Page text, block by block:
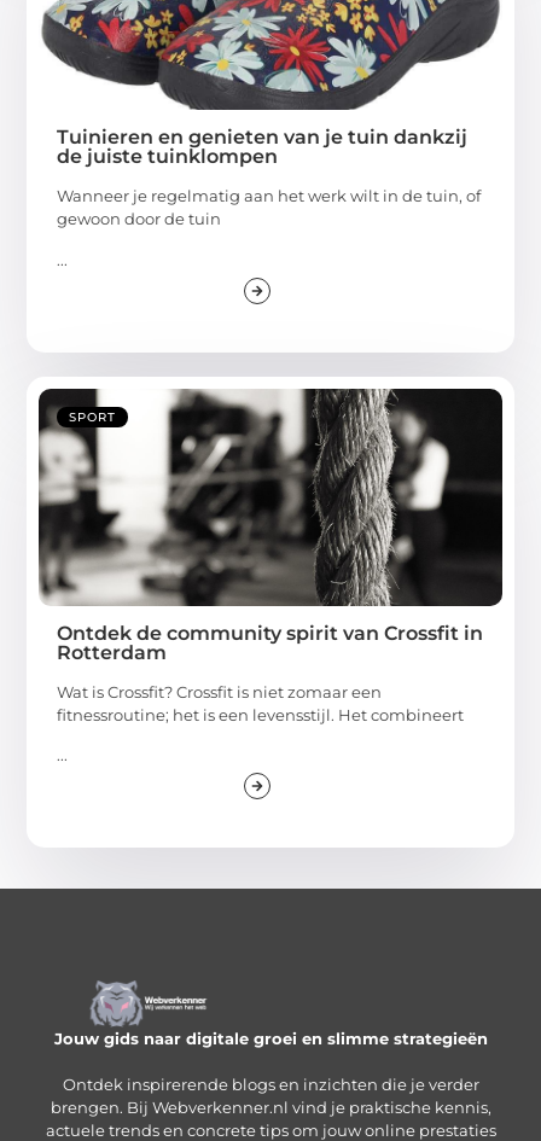
Tuinieren en genieten van je tuin dankzij
de juiste tuinklompen
Wanneer je regelmatig aan het werk wilt in de tuin, of
gewoon door de tuin
...
SPORT
Ontdek de community spirit van Crossfit in
Rotterdam
Wat is Crossfit? Crossfit is niet zomaar een
fitnessroutine; het is een levensstijl. Het combineert
...
Jouw gids naar digitale groei en slimme strategieën
Ontdek inspirerende blogs en inzichten die je verder
brengen. Bij Webverkenner.nl vind je praktische kennis,
actuele trends en concrete tips om jouw online prestaties